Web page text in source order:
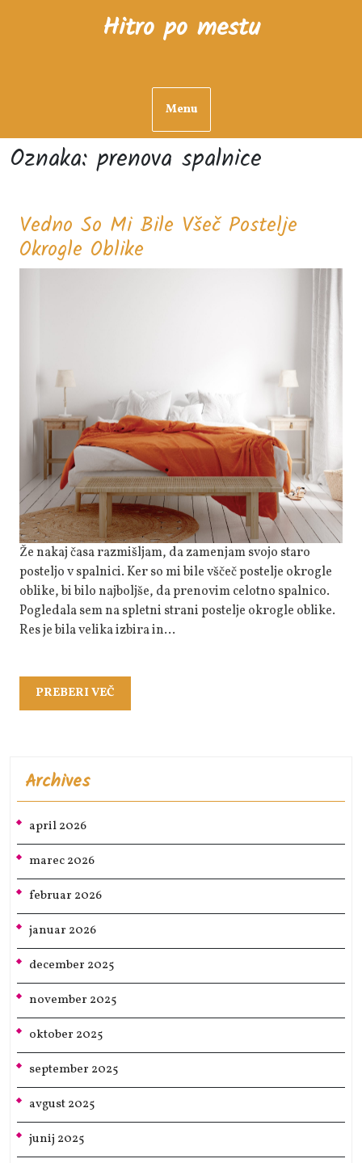
Hitro po mestu
Menu
Oznaka:prenova spalnice
Vedno So Mi Bile Všeč Postelje
Okrogle Oblike
So
Okrogle
Oblike
Že nakaj časa razmišljam, da zamenjam svojo staro
posteljo v spalnici. Ker so mi bile vščeč postelje okrogle
oblike, bi bilo najboljše, da prenovim celotno spalnico.
Pogledala sem na spletni strani postelje okrogle oblike.
Res je bila velika izbira in…
PREBERI VEČ
VEČ
Archives
april 2026
marec 2026
februar 2026
januar 2026
december 2025
november 2025
oktober 2025
september 2025
avgust 2025
junij 2025